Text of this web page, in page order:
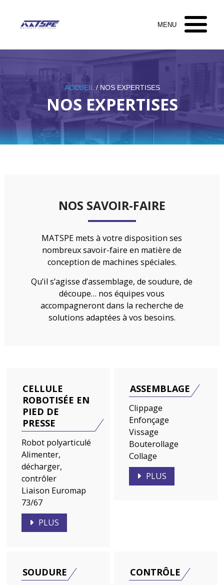
ACCUEIL / NOS EXPERTISES
NOS EXPERTISES
NOS SAVOIR-FAIRE
MATSPE mets à votre disposition ses
nombreux savoir-faire en matière de
conception de machines spéciales.
Qu’il s’agisse d’assemblage, de soudure, de
découpe… nos équipes vous
accompagneront dans la recherche de
solutions adaptées à vos besoins.
CELLULE
ROBOTISÉE EN
PIED DE
PRESSE
Robot polyarticulé
Alimenter,
décharger,
contrôler
Liaison Euromap
73/67
PLUS
ASSEMBLAGE
Clippage
Enfonçage
Vissage
Bouterollage
Collage
PLUS
SOUDURE CONTRÔLE